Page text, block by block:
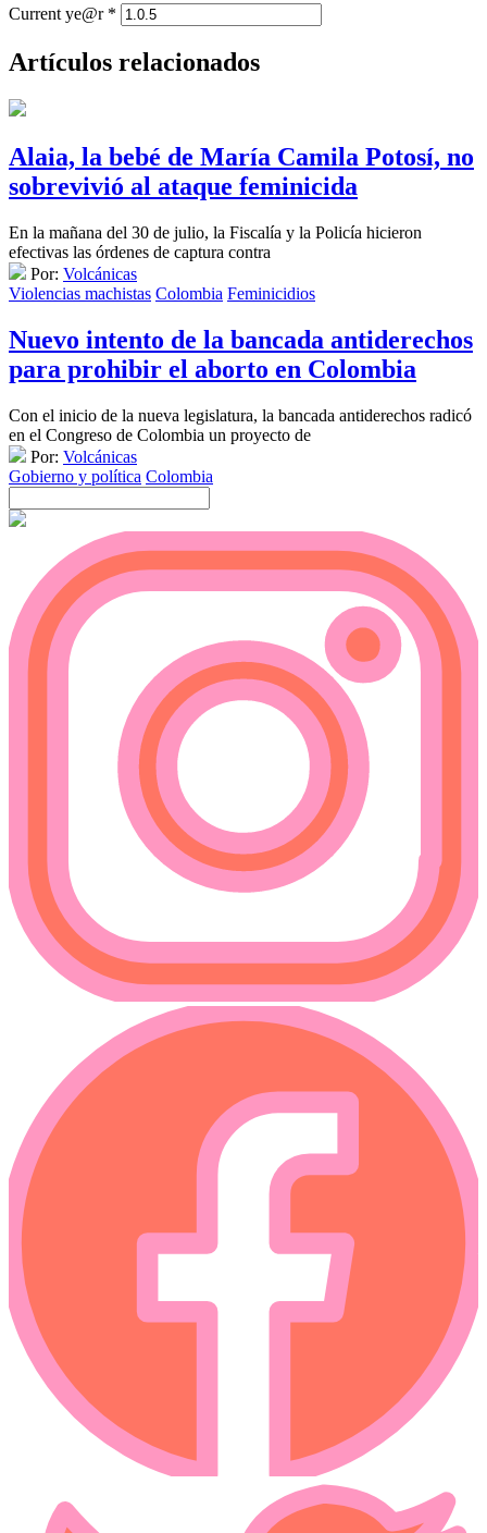
Current ye@r *
Artículos relacionados
Alaia, la bebé de María Camila Potosí, no
sobrevivió al ataque feminicida
En la mañana del 30 de julio, la Fiscalía y la Policía hicieron
efectivas las órdenes de captura contra
Por: Volcánicas
Violencias machistas Colombia Feminicidios
Nuevo intento de la bancada antiderechos
para prohibir el aborto en Colombia
Con el inicio de la nueva legislatura, la bancada antiderechos radicó
en el Congreso de Colombia un proyecto de
Por: Volcánicas
Gobierno y política Colombia